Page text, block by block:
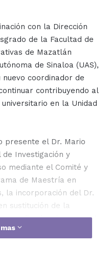
con la Dirección
de la Facultad de
de Mazatlán
de Sinaloa (UAS),
coordinador de
contribuyendo al
en la Unidad
presente el Dr. Mario
Investigación y
mediante el Comité y
de Maestría en
la incorporación del Dr.
sustitución de la
coordinador de posgrado